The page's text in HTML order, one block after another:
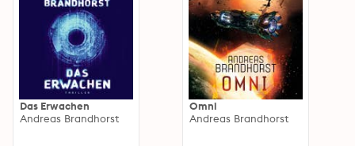
Das Erwachen
Andreas Brandhorst
Omni
Andreas Brandhorst